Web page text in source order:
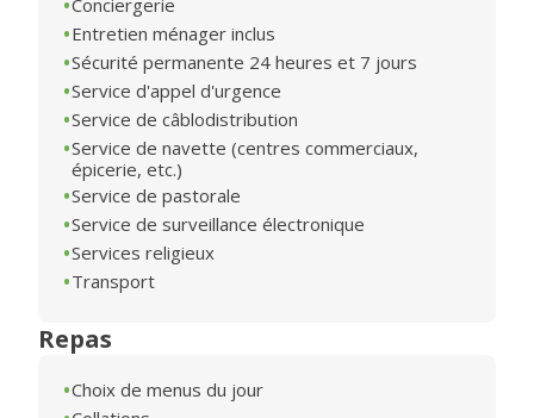
Conciergerie
Entretien ménager inclus
Sécurité permanente 24 heures et 7 jours
Service d'appel d'urgence
Service de câblodistribution
Service de navette (centres commerciaux,
épicerie, etc.)
Service de pastorale
Service de surveillance électronique
Services religieux
Transport
Repas
Choix de menus du jour